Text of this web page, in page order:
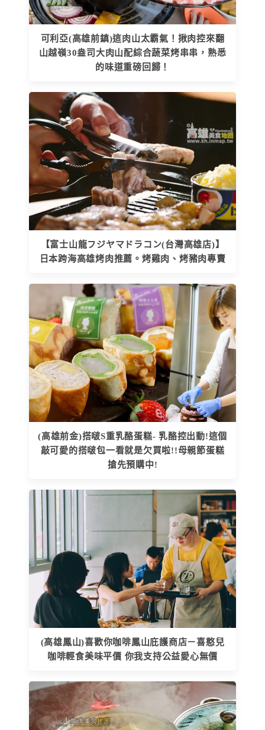
可利亞(高雄前鎮)這肉山太霸氣！揪肉控來翻
山越嶺30盎司大肉山配綜合蔬菜烤串串，熟悉
的味道重磅回歸！
【富士山龍フジヤマドラコン(台灣高雄店)】
日本跨海高雄烤肉推薦。烤雞肉、烤豬肉專賣
(高雄前金)搭啵S重乳酪蛋糕- 乳酪控出動!這個
敲可愛的搭啵包一看就是欠買啦!!母親節蛋糕
搶先預購中!
(高雄鳳山)喜歡你咖啡鳳山庇護商店－喜憨兒
咖啡輕食美味平價 你我支持公益愛心無價